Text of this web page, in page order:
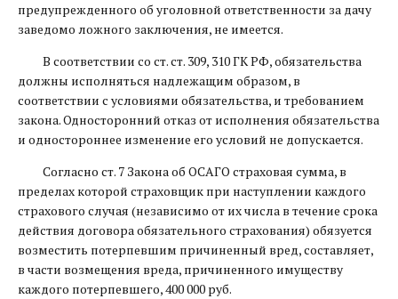
предупрежденного об уголовной ответственности за дачу
заведомо ложного заключения, не имеется.
В соответствии со ст. ст. 309, 310 ГК РФ, обязательства
должны исполняться надлежащим образом, в
соответствии с условиями обязательства, и требованием
закона. Односторонний отказ от исполнения обязательства
и одностороннее изменение его условий не допускается.
Согласно ст. 7 Закона об ОСАГО страховая сумма, в
пределах которой страховщик при наступлении каждого
страхового случая (независимо от их числа в течение срока
действия договора обязательного страхования) обязуется
возместить потерпевшим причиненный вред, составляет,
в части возмещения вреда, причиненного имуществу
каждого потерпевшего, 400 000 руб.